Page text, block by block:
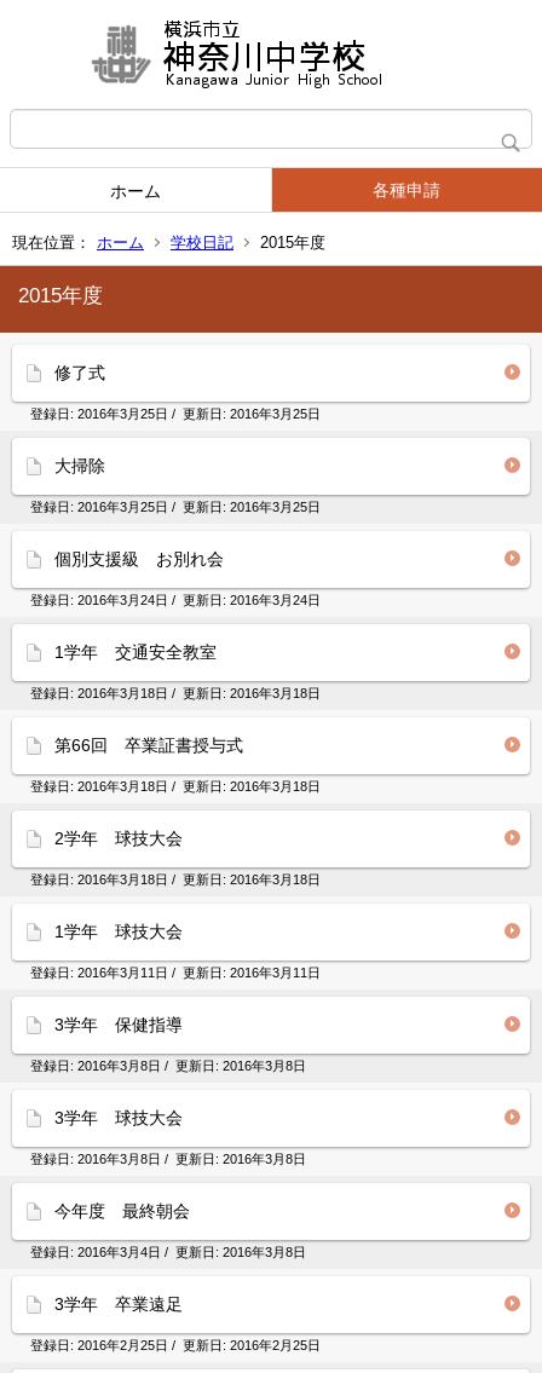
ホーム 各種申請
現在位置： ホーム 学校日記 2015年度
2015年度
修了式
登録日: 2016年3月25日 / 更新日: 2016年3月25日
大掃除
登録日: 2016年3月25日 / 更新日: 2016年3月25日
個別支援級 お別れ会
登録日: 2016年3月24日 / 更新日: 2016年3月24日
1学年 交通安全教室
登録日: 2016年3月18日 / 更新日: 2016年3月18日
第66回 卒業証書授与式
登録日: 2016年3月18日 / 更新日: 2016年3月18日
2学年 球技大会
登録日: 2016年3月18日 / 更新日: 2016年3月18日
1学年 球技大会
登録日: 2016年3月11日 / 更新日: 2016年3月11日
3学年 保健指導
登録日: 2016年3月8日 / 更新日: 2016年3月8日
3学年 球技大会
登録日: 2016年3月8日 / 更新日: 2016年3月8日
今年度 最終朝会
登録日: 2016年3月4日 / 更新日: 2016年3月8日
3学年 卒業遠足
登録日: 2016年2月25日 / 更新日: 2016年2月25日